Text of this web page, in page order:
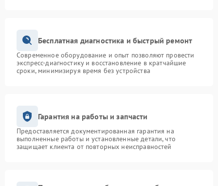
Бесплатная диагностика и быстрый ремонт
Современное оборудование и опыт позволяют провести
экспресс-диагностику и восстановление в кратчайшие
сроки, минимизируя время без устройства
Гарантия на работы и запчасти
Предоставляется документированная гарантия на
выполненные работы и установленные детали, что
защищает клиента от повторных неисправностей